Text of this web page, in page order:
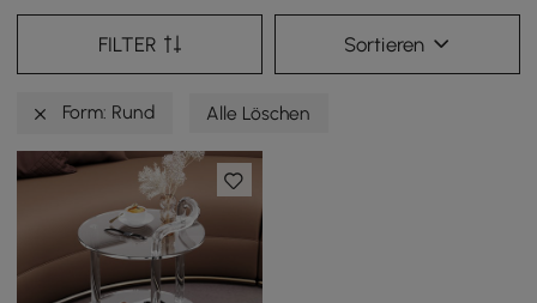
FILTER Sortieren
Form: Rund Alle Löschen